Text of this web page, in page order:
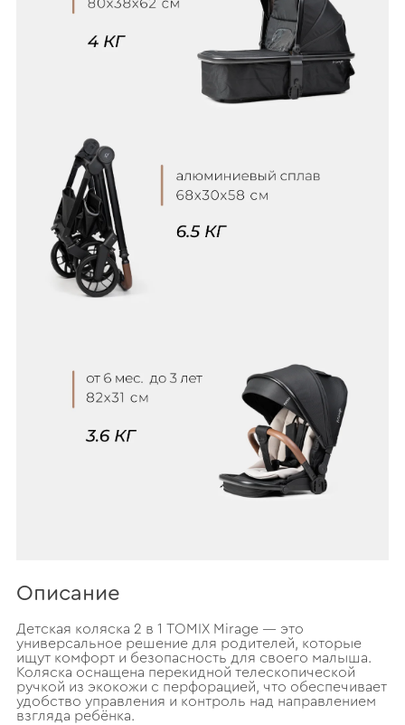
Описание
Детская коляска 2 в 1 TOMIX Mirage — это
универсальное решение для родителей, которые
ищут комфорт и безопасность для своего малыша.
Коляска оснащена перекидной телескопической
ручкой из экокожи с перфорацией, что обеспечивает
удобство управления и контроль над направлением
взгляда ребёнка.